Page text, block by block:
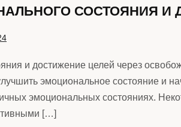
СОСТОЯНИЯ И
и достижение целей через
эмоциональное состояние и
эмоциональных состояниях.
[…]